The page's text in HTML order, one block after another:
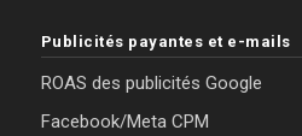
Publicités payantes et e-mails
ROAS des publicités Google
Facebook/Meta CPM